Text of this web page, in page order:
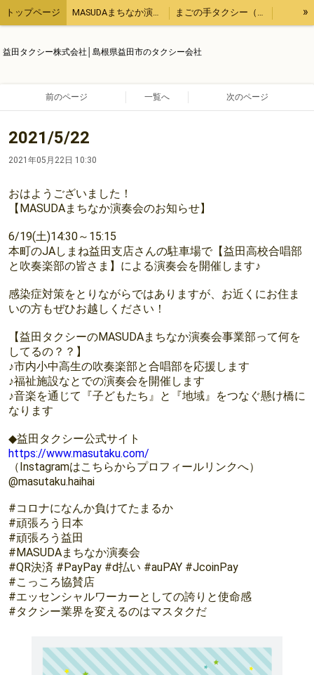
トップページ MASUDAまちなか演奏会 まごの手タクシー（用事の代行、飲食のテイクアウトなど） »
益田タクシー株式会社│島根県益田市のタクシー会社
前のページ 一覧へ 次のページ
2021/5/22
2021年05月22日 10:30
おはようございました！
【MASUDAまちなか演奏会のお知らせ】
6/19(土)14:30～15:15
本町のJAしまね益田支店さんの駐車場で【益田高校合唱部
と吹奏楽部の皆さま】による演奏会を開催します♪
感染症対策をとりながらではありますが、お近くにお住ま
いの方もぜひお越しください！
【益田タクシーのMASUDAまちなか演奏会事業部って何を
してるの？？】
♪市内小中高生の吹奏楽部と合唱部を応援します
♪福祉施設なとでの演奏会を開催します
♪音楽を通じて『子どもたち』と『地域』をつなぐ懸け橋に
なります
◆益田タクシー公式サイト
https://www.masutaku.com/
（Instagramはこちらからプロフィールリンクへ）
@masutaku.haihai
#コロナになんか負けてたまるか
#頑張ろう日本
#頑張ろう益田
#MASUDAまちなか演奏会
#QR決済 #PayPay #d払い #auPAY #JcoinPay
#こっころ協賛店
#エッセンシャルワーカーとしての誇りと使命感
#タクシー業界を変えるのはマスタクだ